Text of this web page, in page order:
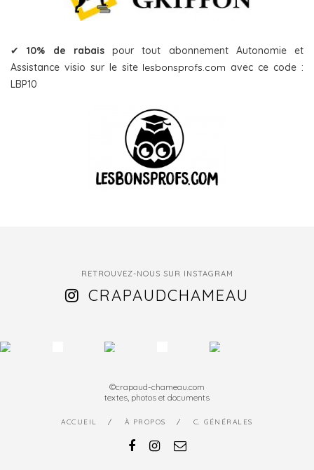
✔10% de rabaispour tout abonnement Autonomie et
Assistance visio sur le site lesbonsprofs.com avec ce code :
LBP10
RETROUVEZ-NOUS SUR INSTAGRAM
CRAPAUDCHAMEAU
©crapaud-chameau.com
textes, photos et documents
ACCUEIL À PROPOS C. GÉNÉRALES